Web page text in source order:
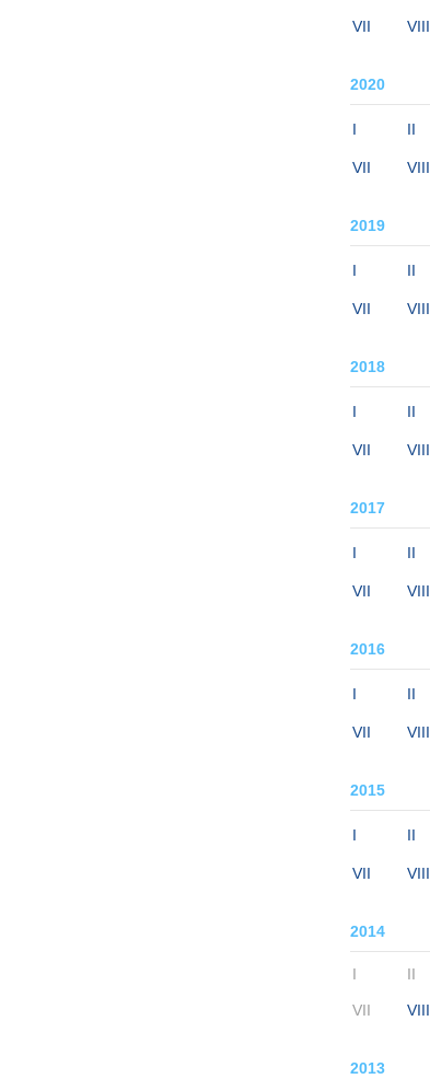
VII VIII
2020
I II
VII VIII
2019
I II
VII VIII
2018
I II
VII VIII
2017
I II
VII VIII
2016
I II
VII VIII
2015
I II
VII VIII
2014
I II
VII VIII
2013